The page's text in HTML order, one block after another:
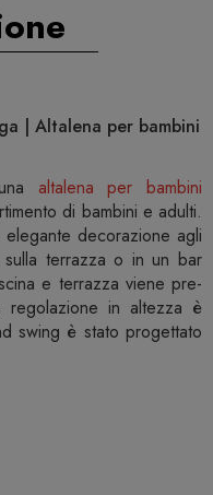
| Altalena per bambini
altalena per bambini
di bambini e adulti.
decorazione agli
terrazza o in un bar
e terrazza viene pre-
regolazione in altezza è
swing è stato progettato